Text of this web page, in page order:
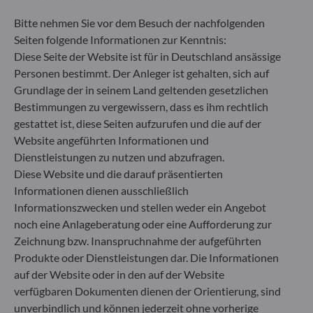
können die Wertentwicklung zusätzlich mindern.
**Die EU-Verordnung zur Offenlegung von
Nachhaltigkeitsinformationen (Sustainable
Finance Disclosure Regulation, SFDR) ist ein
Regelwerk der EU, das darauf abzielt, das
Nachhaltigkeitsprofil von Fonds transparent,
besser vergleichbar und für Endinvestoren besser
verständlich zu machen.
Artikel 6: Das Fondsmanagementteam
berücksichtigt bei der Anlageentscheidung keine
Auswirkungen von Anlageentscheidungen auf
Nachhaltigkeitsfaktoren.
Artikel 8: Das Fondsmanagementteam adressiert
Nachhaltigkeitsrisiken, indem es ESG-Kriterien
(Umwelt und/oder Soziales und/oder Governance)
in den Anlageentscheidungsprozess einbezieht.
Artikel 9: Das Fondsmanagementteam verfolgt ein
Bitte nehmen Sie vor dem Besuch der nachfolgenden
Seiten folgende Informationen zur Kenntnis:
Diese Seite der Website ist für in Deutschland ansässige
Personen bestimmt. Der Anleger ist gehalten, sich auf
Grundlage der in seinem Land geltenden gesetzlichen
Bestimmungen zu vergewissern, dass es ihm rechtlich
gestattet ist, diese Seiten aufzurufen und die auf der
Website angeführten Informationen und
Dienstleistungen zu nutzen und abzufragen.
Diese Website und die darauf präsentierten
Informationen dienen ausschließlich
Informationszwecken und stellen weder ein Angebot
noch eine Anlageberatung oder eine Aufforderung zur
Zeichnung bzw. Inanspruchnahme der aufgeführten
Produkte oder Dienstleistungen dar. Die Informationen
auf der Website oder in den auf der Website
verfügbaren Dokumenten dienen der Orientierung, sind
unverbindlich und können jederzeit ohne vorherige